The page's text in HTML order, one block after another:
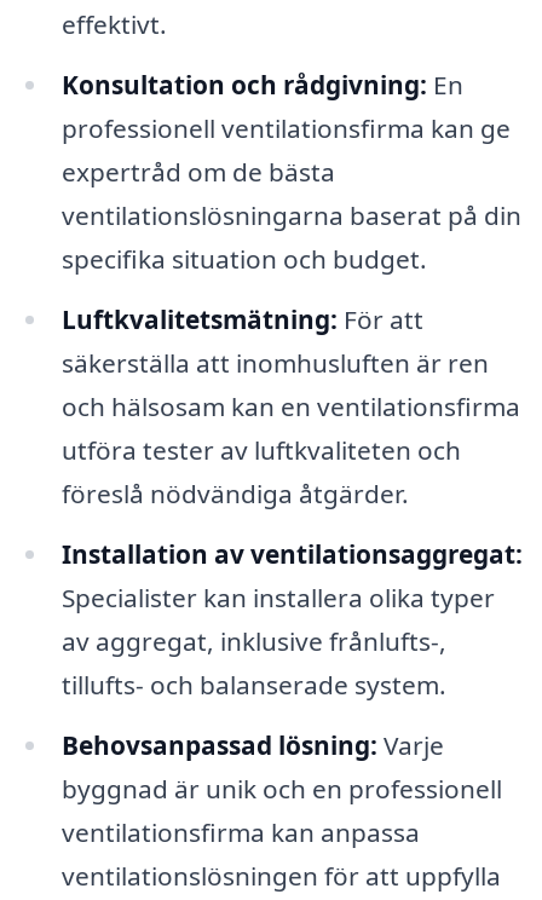
effektivt.
Konsultation och rådgivning: En
professionell ventilationsfirma kan ge
expertråd om de bästa
ventilationslösningarna baserat på din
specifika situation och budget.
Luftkvalitetsmätning: För att
säkerställa att inomhusluften är ren
och hälsosam kan en ventilationsfirma
utföra tester av luftkvaliteten och
föreslå nödvändiga åtgärder.
Installation av ventilationsaggregat:
Specialister kan installera olika typer
av aggregat, inklusive frånlufts-,
tillufts- och balanserade system.
Behovsanpassad lösning: Varje
byggnad är unik och en professionell
ventilationsfirma kan anpassa
ventilationslösningen för att uppfylla